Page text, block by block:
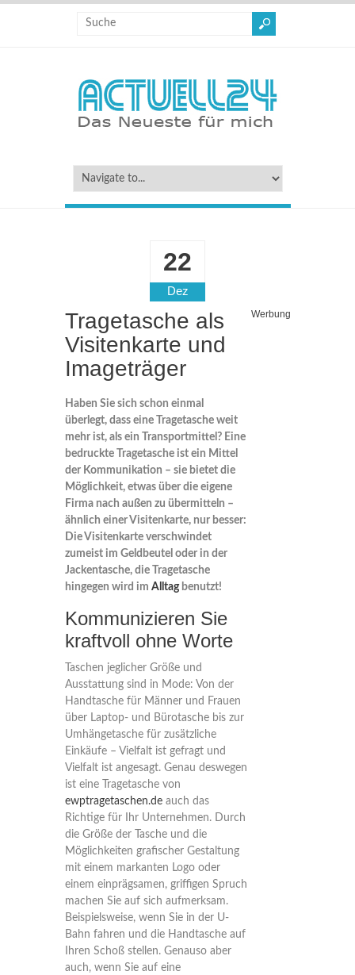
22
Dez
Tragetasche als
Visitenkarte und
Imageträger
Werbung
Haben Sie sich schon einmal
überlegt, dass eine Tragetasche weit
mehr ist, als ein Transportmittel? Eine
bedruckte Tragetasche ist ein Mittel
der Kommunikation – sie bietet die
Möglichkeit, etwas über die eigene
Firma nach außen zu übermitteln –
ähnlich einer Visitenkarte, nur besser:
Die Visitenkarte verschwindet
zumeist im Geldbeutel oder in der
Jackentasche, die Tragetasche
hingegen wird im Alltagbenutzt!
Kommunizieren Sie
kraftvoll ohne Worte
Taschen jeglicher Größe und
Ausstattung sind in Mode: Von der
Handtasche für Männer und Frauen
über Laptop- und Bürotasche bis zur
Umhängetasche für zusätzliche
Einkäufe – Vielfalt ist gefragt und
Vielfalt ist angesagt. Genau deswegen
ist eine Tragetasche von
ewptragetaschen.deauch das
Richtige für Ihr Unternehmen. Durch
die Größe der Tasche und die
Möglichkeiten grafischer Gestaltung
mit einem markanten Logo oder
einem einprägsamen, griffigen Spruch
machen Sie auf sich aufmerksam.
Beispielsweise, wenn Sie in der U-
Bahn fahren und die Handtasche auf
Ihren Schoß stellen. Genauso aber
auch, wenn Sie auf eine